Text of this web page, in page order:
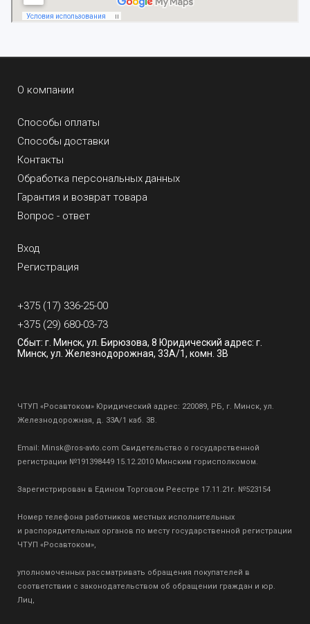
О компании
Способы оплаты
Способы доставки
Контакты
Обработка персональных данных
Гарантия и возврат товара
Вопрос - ответ
Вход
Регистрация
+375 (17) 336-25-00
+375 (29) 680-03-73
Сбыт: г. Минск, ул. Бирюзова, 8 Юридический адрес: г.
Минск, ул. Железнодорожная, 33А/1, комн. 3В
ЧТУП «Росавтоком» Юридический адрес: 220089, РБ, г. Минск, ул.
Железнодорожная, д. 33А/1 каб. 3В.
Email: Minsk@ros-avto.com Свидетельство о государственной
регистрации №191398449 15.12.2010 Минским горисполкомом.
Зарегистрирован в Едином Торговом Реестре 17.11.21г. №523154
Номер телефона работников местных исполнительных
и распорядительных органов по месту государственной регистрации
ЧТУП «Росавтоком»,
уполномоченных рассматривать обращения покупателей в
соответствии с законодательством об обращении граждан и юр.
Лиц,